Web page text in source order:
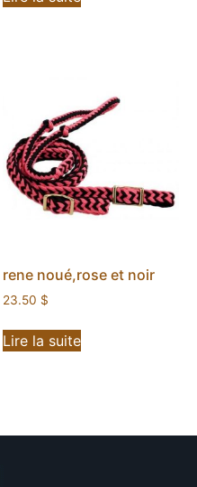
rene noué,rose et noir
23.50 $
Lire la suite